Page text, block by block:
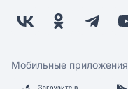
Заводчикам
Обратная связь
Бонусная программа
Скидки и акции
Мобильные приложения